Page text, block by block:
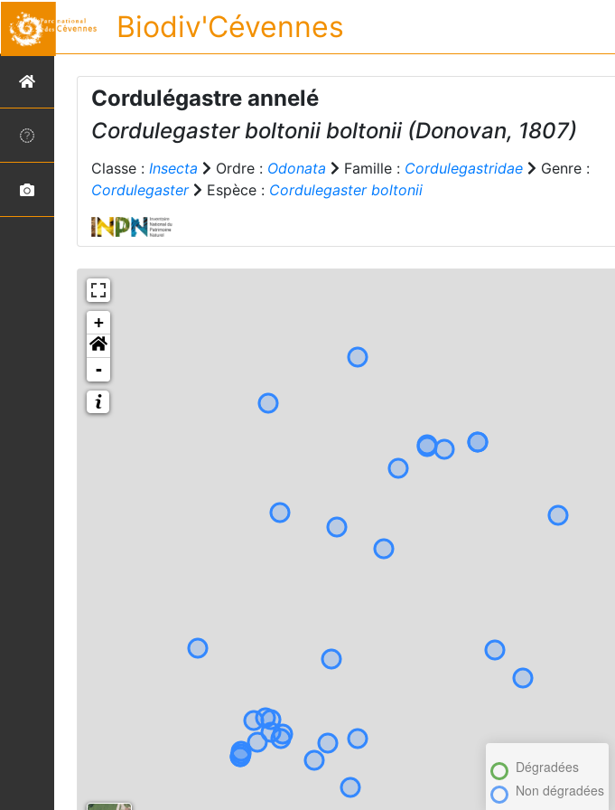
Biodiv'Cévennes
Cordulégastre annelé
Cordulegaster boltonii boltonii(Donovan, 1807)
Classe : Insecta Ordre : Odonata Famille : Cordulegastridae
Genre :
Cordulegaster
Espèce : Cordulegaster boltonii
+
-
Dégradées
Non dégradées